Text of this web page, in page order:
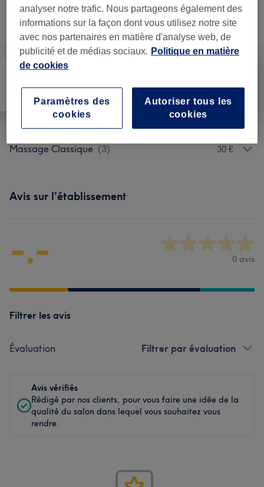
Ce n'est pas ce que vous recherchiez ?
Recherchez dans notre liste de prestations
Massage Classique (3) 30 €
Avis sur l'établissement
-.- 0 avis
Filtrer les avis
Évaluation Filtrer par évaluation
Avis vérifiés
Rédigé par nos clients, pour vous faire une idée de la
qualité du salon dans lequel vous souhaitez vous
rendre.
analyser notre trafic. Nous partageons également des
informations sur la façon dont vous utilisez notre site
avec nos partenaires en matière d'analyse web, de
publicité et de médias sociaux. Politique en matière
de cookies
Autoriser tous les
cookies
Paramètres des
cookies